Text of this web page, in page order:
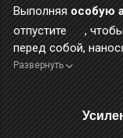
может быть
«Крутящееся
Во время
защиты от
Выполняя особую
отпустите
,
перед собой,
от уровня заряда
Развернуть